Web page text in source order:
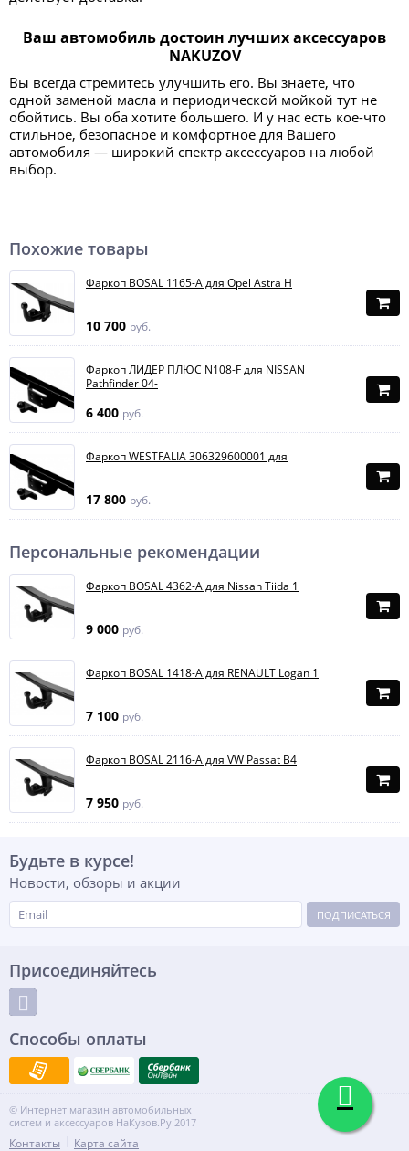
Ваш автомобиль достоин лучших аксессуаров
NAKUZOV
Вы всегда стремитесь улучшить его. Вы знаете, что
одной заменой масла и периодической мойкой тут не
обойтись. Вы оба хотите большего. И у нас есть кое-что
стильное, безопасное и комфортное для Вашего
автомобиля — широкий спектр аксессуаров на любой
выбор.
Похожие товары
Фаркоп BOSAL 1165-A для Opel Astra H
10 700 руб.
Фаркоп ЛИДЕР ПЛЮС N108-F для NISSAN
Pathfinder 04-
6 400 руб.
Фаркоп WESTFALIA 306329600001 для
17 800 руб.
Персональные рекомендации
Фаркоп BOSAL 4362-A для Nissan Tiida 1
9 000 руб.
Фаркоп BOSAL 1418-A для RENAULT Logan 1
7 100 руб.
Фаркоп BOSAL 2116-A для VW Passat B4
7 950 руб.
Будьте в курсе!
Новости, обзоры и акции
ПОДПИСАТЬСЯ
Присоединяйтесь
Способы оплаты
© Интернет магазин автомобильных
систем и аксессуаров НаКузов.Ру 2017
Контакты Карта сайта